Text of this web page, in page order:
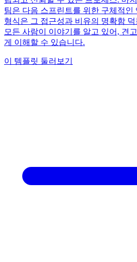
팀은 다음 스프린트를 위한 구체적인
형식은 그 접근성과 비유의 명확함
모든 사람이 이야기를 알고 있어, 견
게 이해할 수 있습니다.
이 템플릿 둘러보기